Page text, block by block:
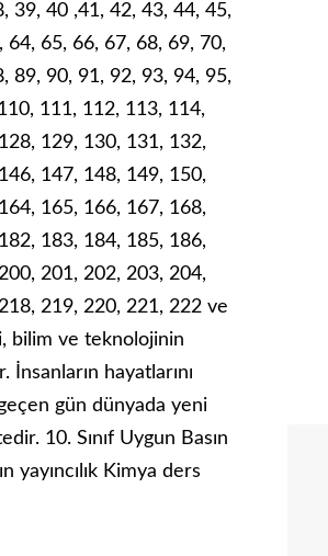
39, 40 ,41, 42, 43, 44, 45,
65, 66, 67, 68, 69, 70,
89, 90, 91, 92, 93, 94, 95,
111, 112, 113, 114,
129, 130, 131, 132,
147, 148, 149, 150,
165, 166, 167, 168,
183, 184, 185, 186,
201, 202, 203, 204,
219, 220, 221, 222 ve
bilim ve teknolojinin
hayatlarını
gün dünyada yeni
10. Sınıf Uygun Basın
yayıncılık Kimya ders